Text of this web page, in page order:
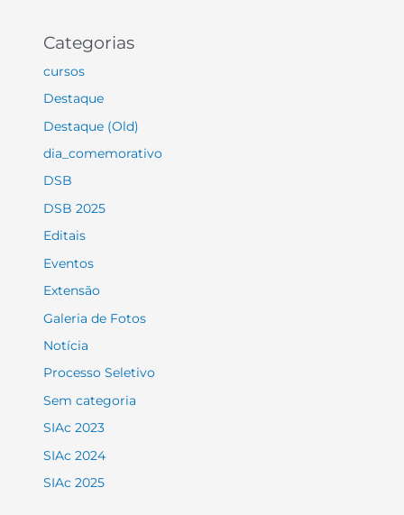
Categorias
cursos
Destaque
Destaque (Old)
dia_comemorativo
DSB
DSB 2025
Editais
Eventos
Extensão
Galeria de Fotos
Notícia
Processo Seletivo
Sem categoria
SIAc 2023
SIAc 2024
SIAc 2025